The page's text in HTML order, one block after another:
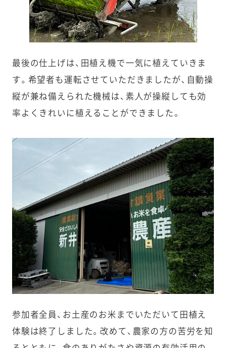
最後の仕上げは、田植え機で一気に植えていきま
す。希望者も運転させていただきましたが、自動操
縦が兼ね備えられた機械は、素人が操縦しても効
率よくきれいに植えることができました。
参加者全員、お土産のお米までいただいて田植え
体験は終了しました。改めて、農家の方の苦労を知